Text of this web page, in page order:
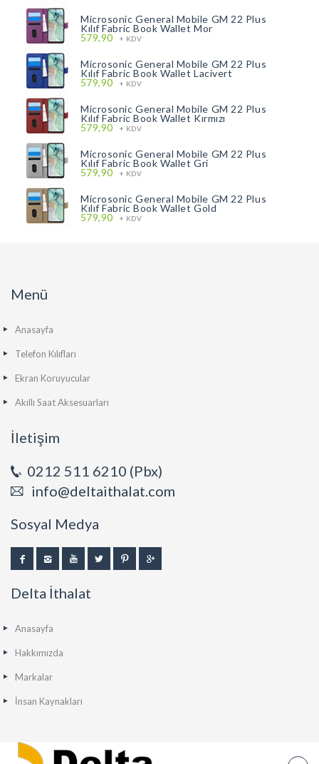
Microsonic General Mobile GM 22 Plus
Kılıf Fabric Book Wallet Mor
579,90 + KDV
Microsonic General Mobile GM 22 Plus
Kılıf Fabric Book Wallet Lacivert
579,90 + KDV
Microsonic General Mobile GM 22 Plus
Kılıf Fabric Book Wallet Kırmızı
579,90 + KDV
Microsonic General Mobile GM 22 Plus
Kılıf Fabric Book Wallet Gri
579,90 + KDV
Microsonic General Mobile GM 22 Plus
Kılıf Fabric Book Wallet Gold
579,90 + KDV
Menü
Anasayfa
Telefon Kılıfları
Ekran Koruyucular
Akıllı Saat Aksesuarları
İletişim
0212 511 6210 (Pbx)
info@deltaithalat.com
Sosyal Medya
Delta İthalat
Anasayfa
Hakkımızda
Markalar
İnsan Kaynakları